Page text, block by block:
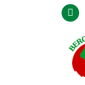
Direkt
Inhalt